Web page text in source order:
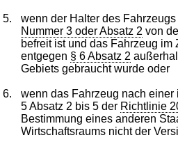
5. wenn der Halter des Fahrzeugs
Nummer 3 oder Absatz 2 von
befreit ist und das Fahrzeug im
entgegen § 6 Absatz 2
Gebiets gebraucht wurde oder
6.
wenn das Fahrzeug nach
5 Absatz 2 bis 5 der Richtlinie
Bestimmung eines anderen
Wirtschaftsraums nicht der